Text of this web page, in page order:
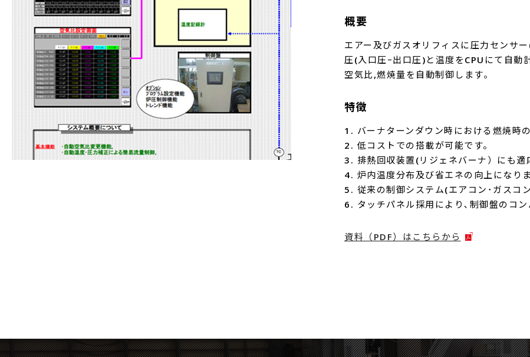
概要
エアー及びガスオリフィスに圧力センサ
圧(入口圧ｰ出口圧)と温度をCPUにて自動
空気比,燃焼量を自動制御します｡
特徴
1. バーナターンダウン時における燃焼時
2. 低コストでの搭載が可能です。
3. 排熱回収装置(リジェネバーナ）にも適
4. 炉内温度分布及び省エネの向上になりま
5. 従来の制御システム(エアコン･ガスコ
6. タッチパネル採用により､制御盤のコン
資料（PDF）はこちらから